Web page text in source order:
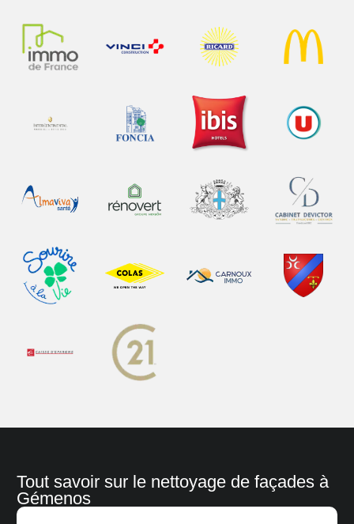
Tout savoir sur le nettoyage de façades à
Gémenos